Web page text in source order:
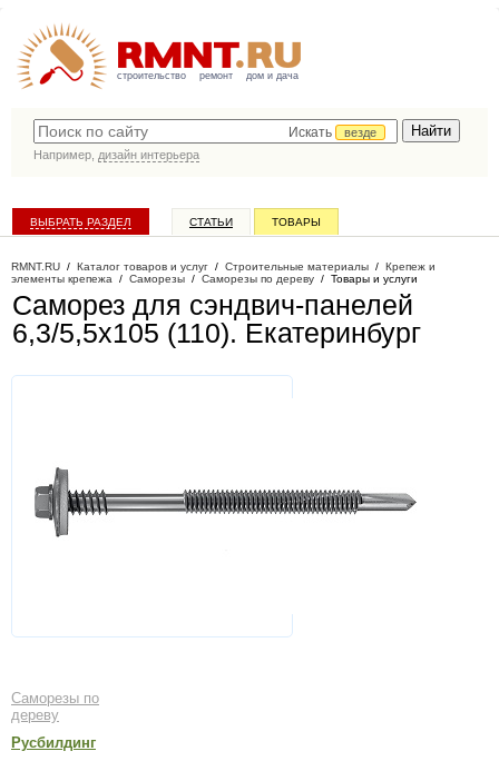
строительство ремонт дом и дача
Искать
везде
Например, дизайн интерьера
ВЫБРАТЬ РАЗДЕЛ СТАТЬИ ТОВАРЫ
RMNT.RU / Каталог товаров и услуг / Строительные материалы / Крепеж и
элементы крепежа / Саморезы / Саморезы по дереву / Товары и услуги
Саморез для сэндвич-панелей
6,3/5,5x105 (110). Екатеринбург
Саморезы по
дереву
Русбилдинг